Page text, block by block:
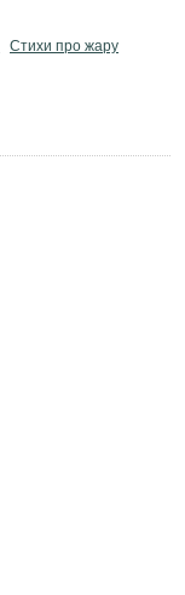
Стихи про жару